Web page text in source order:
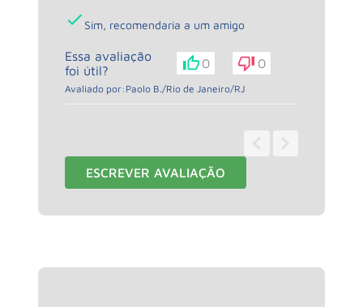
Sim, recomendaria a um amigo
Essa avaliação
foi útil?
0 0
Avaliado por: Paolo B./Rio de Janeiro/RJ
ESCREVER AVALIAÇÃO